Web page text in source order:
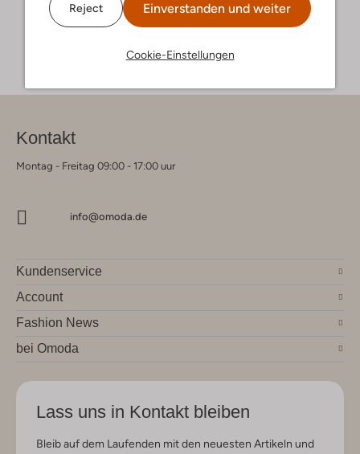
Reject Einverstanden und weiter
Cookie-Einstellungen
Kontakt
Montag - Freitag 09:00 - 17:00 uur
info@omoda.de
Kundenservice
Account
Fashion News
bei Omoda
Lass uns in Kontakt bleiben
Bleib auf dem Laufenden mit den neuesten Artikeln und